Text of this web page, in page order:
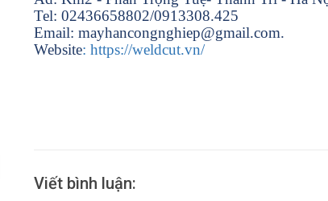
Tel: 02436658802/0913308.425
Email: mayhancongnghiep@gmail.com.
Website: https://weldcut.vn/
Viết bình luận: